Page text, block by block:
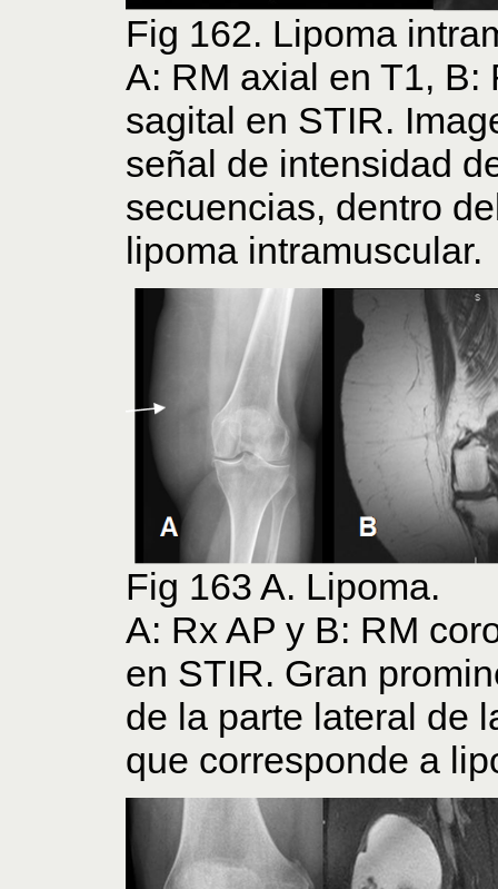
Fig 162. Lipoma
A: RM axial en T1, B:
sagital en STIR.
señal de intensidad
secuencias, dentro
lipoma intramuscular.
Fig 163 A. Lipoma.
A: Rx AP y B: RM
en STIR. Gran
de la parte lateral de
que corresponde a